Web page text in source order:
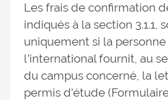
Les frais de confirmation
indiqués à la section 3.1.1,
uniquement si la
l’international fournit, au
du campus concerné, la
permis d’étude